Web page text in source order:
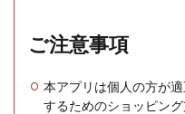
ご注意事項
本アプリは個人の方が
するためのショッピング